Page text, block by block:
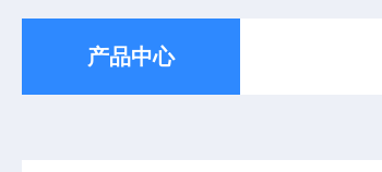
产品中心